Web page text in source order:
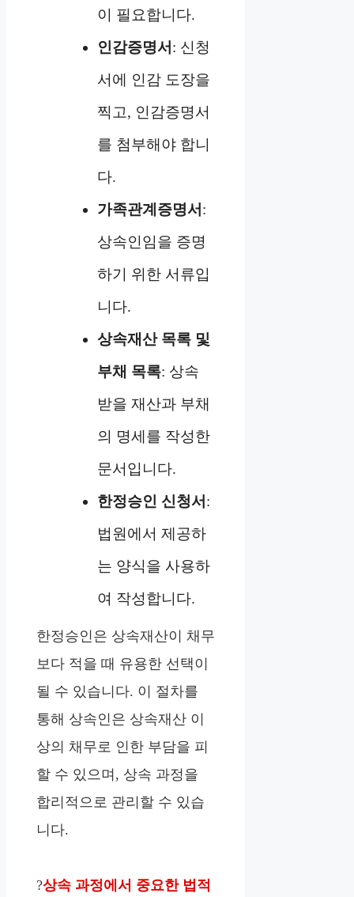
이 필요합니다.
인감증명서 : 신청
서에 인감 도장을
찍고, 인감증명서
를 첨부해야 합니
다.
가족관계증명서 :
상속인임을 증명
하기 위한 서류입
니다.
상속재산 목록 및
부채 목록: 상속
받을 재산과 부채
의 명세를 작성한
문서입니다.
한정승인 신청서 :
법원에서 제공하
는 양식을 사용하
여 작성합니다.
한정승인은 상속재산이 채무
보다 적을 때 유용한 선택이
될 수 있습니다. 이 절차를
통해 상속인은 상속재산 이
상의 채무로 인한 부담을 피
할 수 있으며, 상속 과정을
합리적으로 관리할 수 있습
니다.
?상속 과정에서 중요한 법적